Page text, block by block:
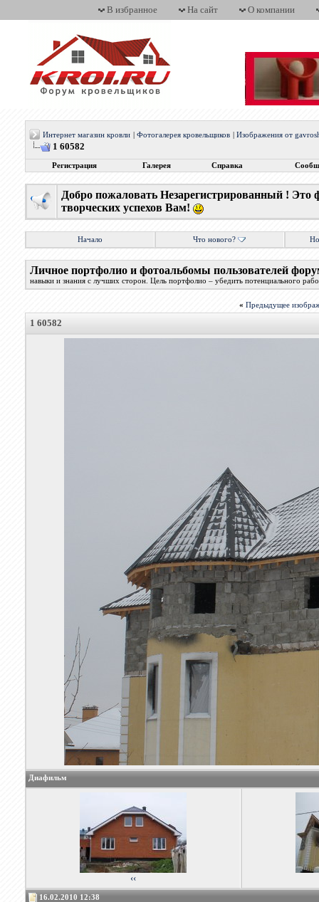
В избранное На сайт О компании
Интернет магазин кровли Фотогалерея кровельщиков Изображения от
1 60582
Регистрация Галерея Справка
Добро пожаловать Незарегистрированный !
творческих успехов Вам!
Начало Что нового?
Личное портфолио и фотоальбомы пользователей
навыки и знания с лучших сторон. Цель портфолио – убедить потенциального
« Предыдущее
1 60582
Диафильм
‹‹
16.02.2010 12:38